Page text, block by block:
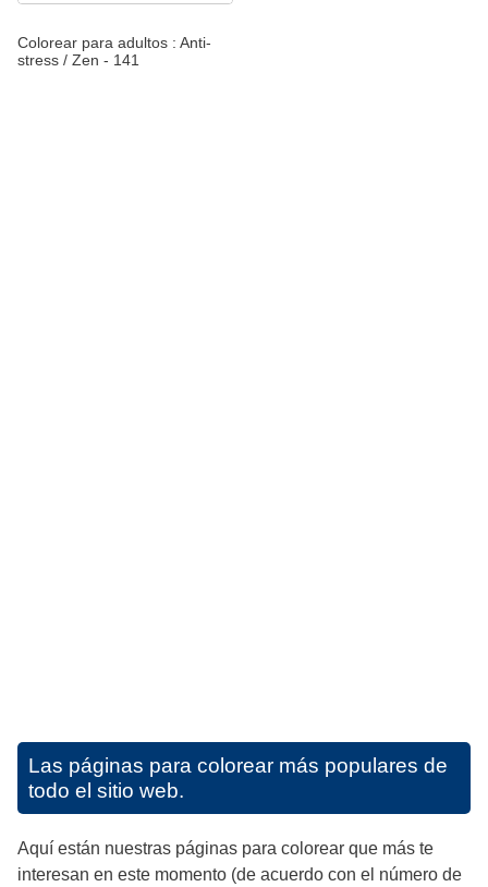
Colorear para adultos : Anti-
stress / Zen - 141
Las páginas para colorear más populares de
todo el sitio web.
Aquí están nuestras páginas para colorear que más te
interesan en este momento (de acuerdo con el número de